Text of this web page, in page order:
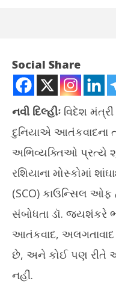
દુનિયાએ આતંકવાદના
જોઈએઃ ડો. એસ.જયશંકર
November
19, 2025
Social Share
નવી દિલ્હીઃ વિદેશ
દુનિયાએ આતંકવાદના
અભિવ્યક્તિઓ પ્રત્યે
રશિયાના મોસ્કોમાં
(SCO) કાઉન્સિલ
સંબોધતા ડૉ. જયશંકરે
આતંકવાદ,
છે, અને કોઈ પણ રીતે
નહીં.